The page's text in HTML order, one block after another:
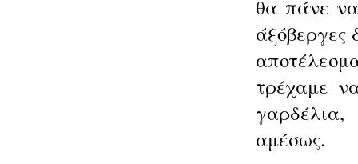
θα πάνε
άξόβεργες
τρέχαμε
αμέσως.